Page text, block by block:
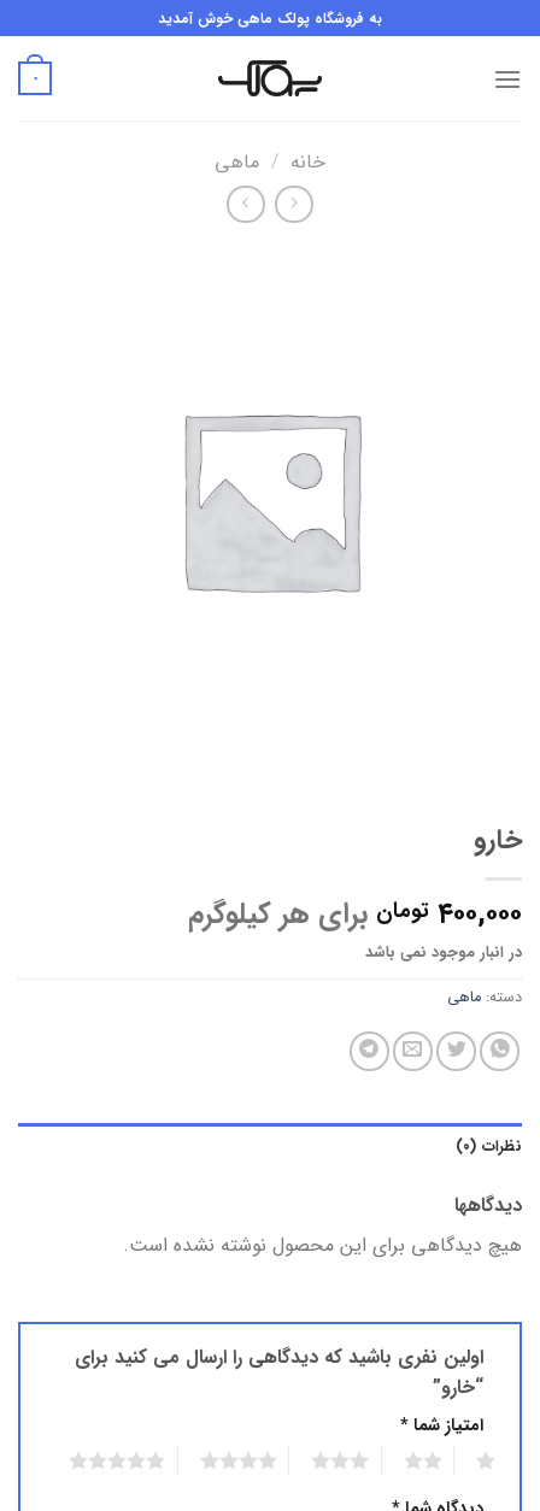
to
content
به فروشگاه پولک ماهی خوش آمدید
۰
خانه / ماهی
خارو
۴۰۰,۰۰۰ تومان برای هر کیلوگرم
در انبار موجود نمی باشد
دسته: ماهی
نظرات (۰)
دیدگاهها
هیچ دیدگاهی برای این محصول نوشته نشده است.
اولین نفری باشید که دیدگاهی را ارسال می کنید برای
“خارو”
امتیاز شما*